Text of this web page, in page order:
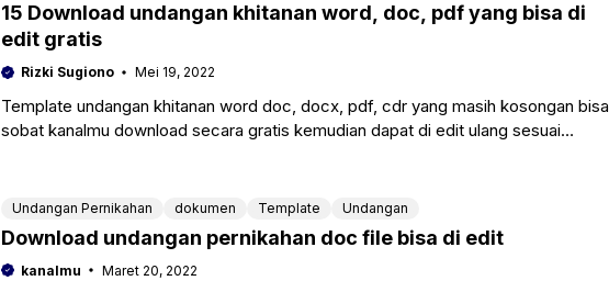
15 Download undangan khitanan word, doc, pdf yang bisa di
edit gratis
Rizki Sugiono Mei 19, 2022
Template undangan khitanan word doc, docx, pdf, cdr yang masih kosongan bisa
sobat kanalmu download secara gratis kemudian dapat di edit ulang sesuai
Undangan Pernikahan dokumen Template Undangan
Download undangan pernikahan doc file bisa di edit
kanalmu Maret 20, 2022